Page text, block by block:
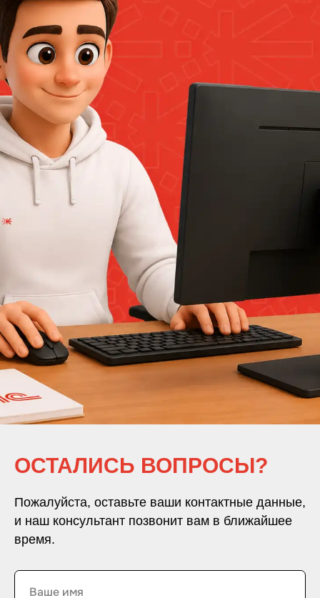
ОСТАЛИСЬ ВОПРОСЫ?
Пожалуйста, оставьте ваши контактные данные,
и наш консультант позвонит вам в ближайшее
время.